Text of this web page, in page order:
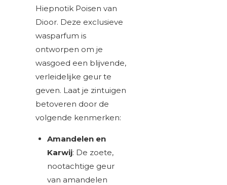
Hiepnotik Poisen van
Dioor. Deze exclusieve
wasparfum is
ontworpen om je
wasgoed een blijvende,
verleidelijke geur te
geven. Laat je zintuigen
betoveren door de
volgende kenmerken:
Amandelen en
Karwij: De zoete,
nootachtige geur
van amandelen